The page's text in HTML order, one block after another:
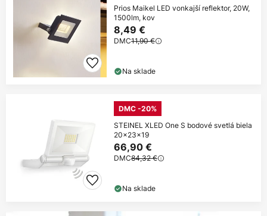
Prios Maikel LED vonkajší reflektor, 20W,
1500lm, kov
8,49 €
DMC11,90 €
Na sklade
DMC -20%
STEINEL XLED One S bodové svetlá biela
20x23x19
66,90 €
DMC84,32 €
Na sklade